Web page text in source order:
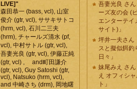
LIVE]"
森田恭一 (bass, vcl), 山室
俊介 (gtr, vcl), ササキサトコ
(hrm, vcl), 石川二三夫
(hrm), チャールズ清水 (pf,
vcl), 中村サトル (gtr, vcl),
吾妻光良 (gtr, vcl), 伊藤正純
(gtr, vcl) , and町田謙介
(gtr, vcl), Guy Satoshi (gtr,
vcl), Natsuko (hrm, vcl),
and 中崎さち (drm), 岡地曙
吾妻光良 さ
ーズ友の会 (
エンターテイ
サイト)」
坪井一夫さん
スと擬似餌釣
日々」
妹尾みえ さ
え オフィシ
ト」